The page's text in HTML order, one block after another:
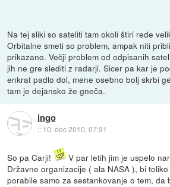
Na tej sliki so sateliti tam okoli štiri rede
Orbitalne smeti so problem, ampak niti
prikazano. Večji problem od odpisanih
jih ne gre slediti z radarji. Sicer pa kar je
enkrat padlo dol, mene osebno bolj skrbi
tam je dejansko že gneča.
ingo
:: 10. dec 2010, 07:31
So pa Carji!
V par letih jim je uspelo
Državne organizacije ( ala NASA ), bi
porabile samo za sestankovanje o tem, da